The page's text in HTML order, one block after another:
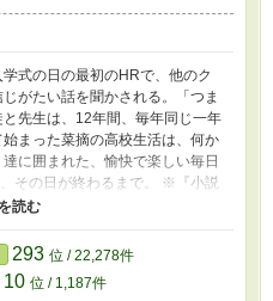
式の日の最初のHRで、他のク
がたい話を聞かされる。「つま
先生は、12年間、毎年同じ一年
まった菜摘の高校生活は、何か
に囲まれた、愉快で楽しい毎日
の日が終わるまで。 ※『小説
繰り返したクラスメートが賢者
293 位 / 22,278件
10 位 / 1,187件